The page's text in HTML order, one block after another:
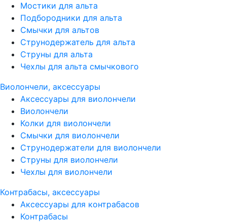
Мостики для альта
Подбородники для альта
Смычки для альтов
Струнодержатель для альта
Струны для альта
Чехлы для альта смычкового
Виолончели, аксессуары
Аксессуары для виолончели
Виолончели
Колки для виолончели
Смычки для виолончели
Струнодержатели для виолончели
Струны для виолончели
Чехлы для виолончели
Контрабасы, аксессуары
Аксессуары для контрабасов
Контрабасы